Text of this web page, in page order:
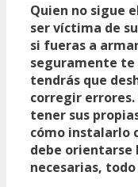
Quien no sigue
ser víctima de
si fueras a
seguramente te
tendrás que
corregir errores.
tener sus
cómo instalarlo
debe orientarse
necesarias,